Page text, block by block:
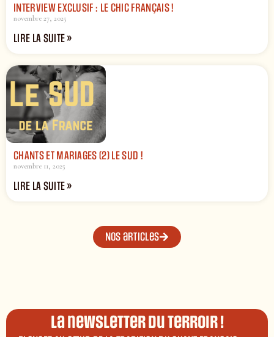
INTERVIEW EXCLUSIF : LE CHIC FRANÇAIS !
novembre 27, 2025
LIRE LA SUITE »
CHANTS ET MARIAGES (2) LE SUD !
novembre 11, 2025
LIRE LA SUITE »
Nos articles
La newsletter du terroir !